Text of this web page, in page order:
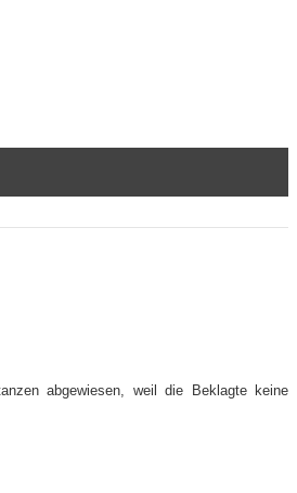
abgewiesen, weil die Beklagte keine